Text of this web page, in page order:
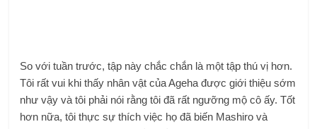
So với tuần trước, tập này chắc chắn là một tập thú vị hơn.
Tôi rất vui khi thấy nhân vật của Ageha được giới thiệu sớm
như vậy và tôi phải nói rằng tôi đã rất ngưỡng mộ cô ấy. Tốt
hơn nữa, tôi thực sự thích việc họ đã biến Mashiro và